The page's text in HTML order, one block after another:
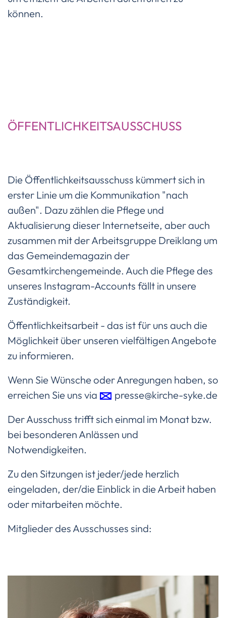
können.
ÖFFENTLICHKEITSAUSSCHUSS
Die Öffentlichkeitsausschuss kümmert sich in
erster Linie um die Kommunikation "nach
außen". Dazu zählen die Pflege und
Aktualisierung dieser Internetseite, aber auch
zusammen mit der Arbeitsgruppe Dreiklang um
das Gemeindemagazin der
Gesamtkirchengemeinde. Auch die Pflege des
unseres Instagram-Accounts fällt in unsere
Zuständigkeit.
Öffentlichkeitsarbeit - das ist für uns auch die
Möglichkeit über unseren vielfältigen Angebote
zu informieren.
Wenn Sie Wünsche oder Anregungen haben, so
erreichen Sie uns via
presse@kirche-syke.de
Der Ausschuss trifft sich einmal im Monat bzw.
bei besonderen Anlässen und
Notwendigkeiten.
Zu den Sitzungen ist jeder/jede herzlich
eingeladen, der/die Einblick in die Arbeit haben
oder mitarbeiten möchte.
Mitglieder des Ausschusses sind: